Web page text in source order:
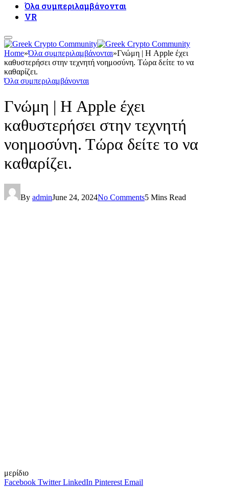
Όλα συμπεριλαμβάνονται
VR
Home»Όλα συμπεριλαμβάνονται»Γνώμη | Η Apple έχει
καθυστερήσει στην τεχνητή νοημοσύνη. Τώρα δείτε το να
καθαρίζει.
Όλα συμπεριλαμβάνονται
Γνώμη | Η Apple έχει
καθυστερήσει στην τεχνητή
νοημοσύνη. Τώρα δείτε το να
καθαρίζει.
By adminJune 24, 2024No Comments5 Mins Read
μερίδιο
Facebook Twitter LinkedIn Pinterest Email